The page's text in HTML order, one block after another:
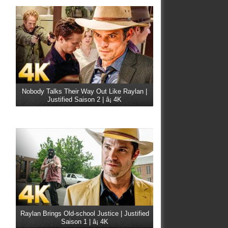
Nobody Talks Their Way Out Like Raylan |
Justified Saison 2 | â¡ 4K
Raylan Brings Old-school Justice | Justified
Saison 1 | â¡ 4K